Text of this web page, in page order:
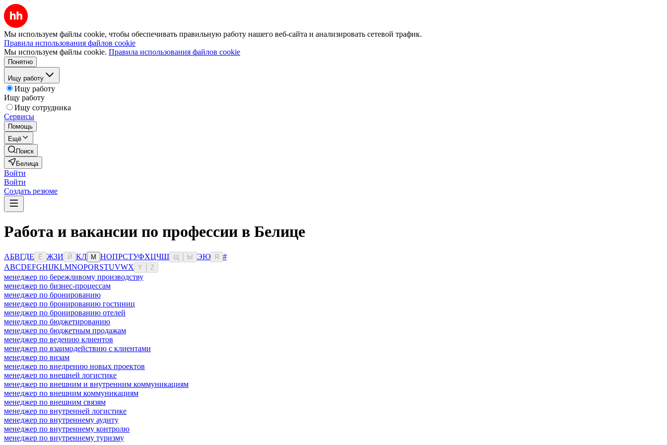
Мы используем файлы cookie, чтобы обеспечивать правильную работу нашего веб-сайта и анализировать сетевой трафик.
Правила использования файлов cookie
Мы используем файлы cookie. Правила использования файлов cookie
Понятно
Ищу работу
Ищу работу
Ищу работу
Ищу сотрудника
Сервисы
Помощь
Ещё
Поиск
Белица
Войти
Войти
Создать резюме
Работа и вакансии по профессии в Белице
АБВГДЕ Ё ЖЗИ Й КЛ М НОПРСТУФХЦЧШ Ы ЭЮ Я
#
ABCDEFGHIJKLMNOPQRSTUVWX Y Z
менеджер по бережливому производству
менеджер по бизнес-процессам
менеджер по бронированию
менеджер по бронированию гостиниц
менеджер по бронированию отелей
менеджер по бюджетированию
менеджер по бюджетным продажам
менеджер по ведению клиентов
менеджер по взаимодействию с клиентами
менеджер по визам
менеджер по внедрению новых проектов
менеджер по внешней логистике
менеджер по внешним и внутренним коммуникациям
менеджер по внешним коммуникациям
менеджер по внешним связям
менеджер по внутренней логистике
менеджер по внутреннему аудиту
менеджер по внутреннему контролю
менеджер по внутреннему туризму